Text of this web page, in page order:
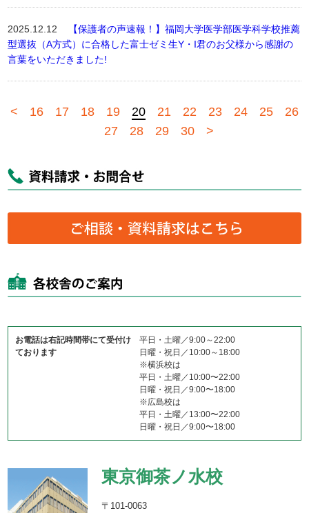
2025.12.12
【保護者の声速報！】福岡大学医学部医学科学校推薦
型選抜（A方式）に合格した富士ゼミ生Y・I君のお父様から感謝の
言葉をいただきました!
< 16 17 18 19 20 21 22 23 24 25
26
27
28 29 30 >
お電話は右記時間帯にて受付け
ております
平日・土曜／9:00～22:00
日曜・祝日／10:00～18:00
※横浜校は
平日・土曜／10:00〜22:00
日曜・祝日／9:00〜18:00
※広島校は
平日・土曜／13:00〜22:00
日曜・祝日／9:00〜18:00
東京御茶ノ水校
〒101-0063